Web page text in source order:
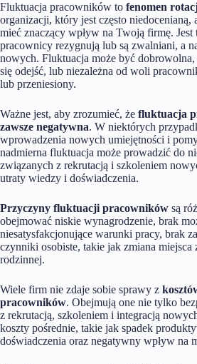
Fluktuacja pracowników to fenomen
organizacji, który jest często niedocenianą,
mieć znaczący wpływ na Twoją firmę.
pracownicy rezygnują lub są zwalniani, a
nowych. Fluktuacja może być
się odejść, lub niezależna od woli
lub przeniesiony.
Ważne jest, aby zrozumieć, że fluktuacja
zawsze negatywna. W niektórych
wprowadzenia nowych umiejętności i
nadmierna fluktuacja może prowadzić do
związanych z rekrutacją i szkoleniem
utraty wiedzy i doświadczenia.
Przyczyny fluktuacji pracowników są
obejmować niskie wynagrodzenie, brak
niesatysfakcjonujące warunki pracy, brak
czynniki osobiste, takie jak zmiana miejsca
rodzinnej.
Wiele firm nie zdaje sobie sprawy z
pracowników. Obejmują one nie tylko
z rekrutacją, szkoleniem i integracją
koszty pośrednie, takie jak spadek
doświadczenia oraz negatywny wpływ na